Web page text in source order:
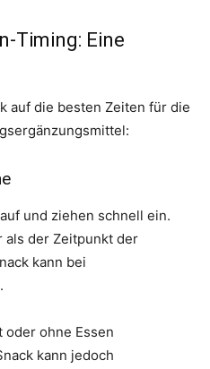
Timing: Eine
auf die besten Zeiten für die
und ziehen schnell ein.
als der Zeitpunkt der
kann bei
oder ohne Essen
kann jedoch